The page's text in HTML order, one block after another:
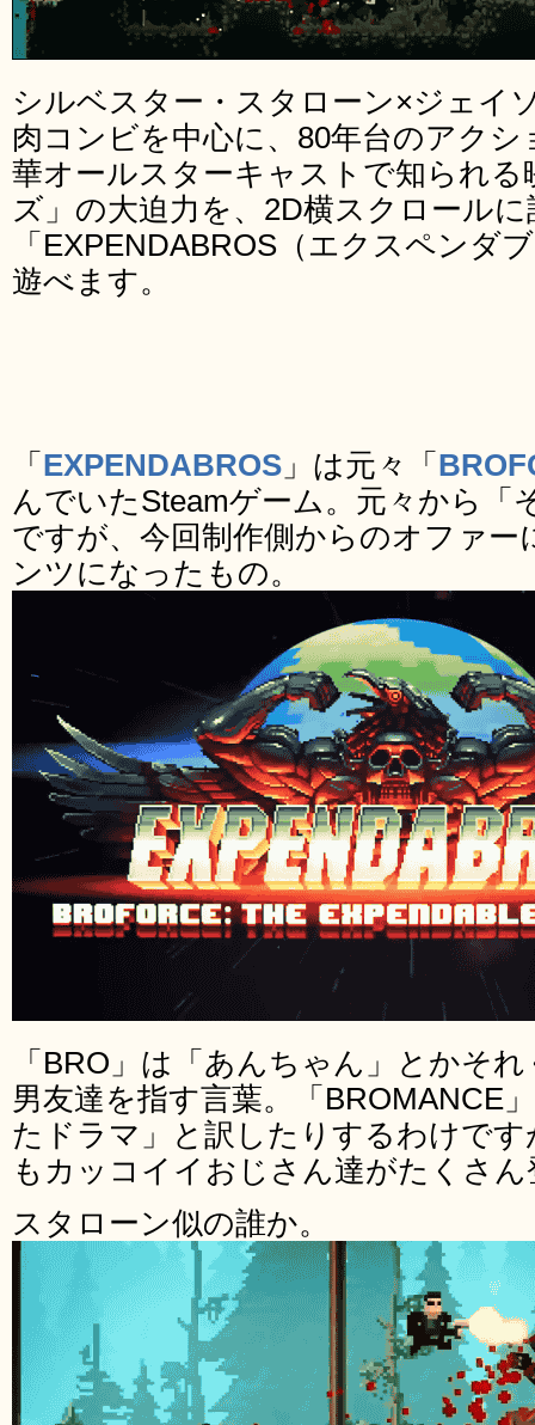
シルベスター・スタローン×ジェイ
肉コンビを中心に、80年台のアク
華オールスターキャストで知られ
ズ」の大迫力を、2D横スクロール
「EXPENDABROS（エクスペンダ
遊べます。
「 EXPENDABROS 」は元々「
んでいたSteamゲーム。元々から「
ですが、今回制作側からのオファー
ンツになったもの。
「BRO」は「あんちゃん」とかそ
男友達を指す言葉。「BROMANCE
たドラマ」と訳したりするわけです
もカッコイイおじさん達がたくさ
スタローン似の誰か。